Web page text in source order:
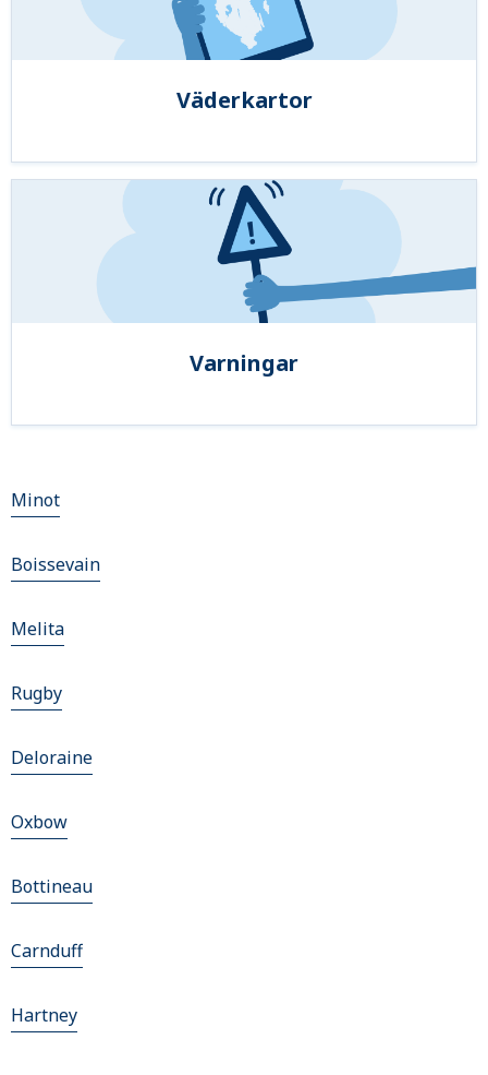
Väderkartor
Varningar
Minot
Boissevain
Melita
Rugby
Deloraine
Oxbow
Bottineau
Carnduff
Hartney